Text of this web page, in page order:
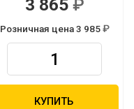
3 865
Розничная цена 3 985
КУПИТЬ